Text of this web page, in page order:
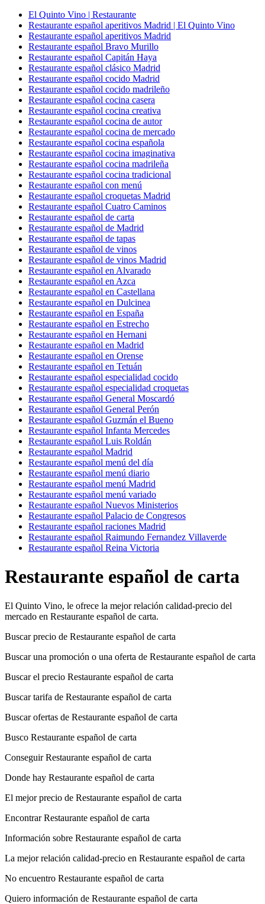
El Quinto Vino | Restaurante
Restaurante español aperitivos Madrid | El Quinto Vino
Restaurante español aperitivos Madrid
Restaurante español Bravo Murillo
Restaurante español Capitán Haya
Restaurante español clásico Madrid
Restaurante español cocido Madrid
Restaurante español cocido madrileño
Restaurante español cocina casera
Restaurante español cocina creativa
Restaurante español cocina de autor
Restaurante español cocina de mercado
Restaurante español cocina española
Restaurante español cocina imaginativa
Restaurante español cocina madrileña
Restaurante español cocina tradicional
Restaurante español con menú
Restaurante español croquetas Madrid
Restaurante español Cuatro Caminos
Restaurante español de carta
Restaurante español de Madrid
Restaurante español de tapas
Restaurante español de vinos
Restaurante español de vinos Madrid
Restaurante español en Alvarado
Restaurante español en Azca
Restaurante español en Castellana
Restaurante español en Dulcinea
Restaurante español en España
Restaurante español en Estrecho
Restaurante español en Hernani
Restaurante español en Madrid
Restaurante español en Orense
Restaurante español en Tetuán
Restaurante español especialidad cocido
Restaurante español especialidad croquetas
Restaurante español General Moscardó
Restaurante español General Perón
Restaurante español Guzmán el Bueno
Restaurante español Infanta Mercedes
Restaurante español Luis Roldán
Restaurante español Madrid
Restaurante español menú del día
Restaurante español menú diario
Restaurante español menú Madrid
Restaurante español menú variado
Restaurante español Nuevos Ministerios
Restaurante español Palacio de Congresos
Restaurante español raciones Madrid
Restaurante español Raimundo Fernandez Villaverde
Restaurante español Reina Victoria
Restaurante español de carta
El Quinto Vino, le ofrece la mejor relación calidad-precio del
mercado en Restaurante español de carta.
Buscar precio de Restaurante español de carta
Buscar una promoción o una oferta de Restaurante español de carta
Buscar el precio Restaurante español de carta
Buscar tarifa de Restaurante español de carta
Buscar ofertas de Restaurante español de carta
Busco Restaurante español de carta
Conseguir Restaurante español de carta
Donde hay Restaurante español de carta
El mejor precio de Restaurante español de carta
Encontrar Restaurante español de carta
Información sobre Restaurante español de carta
La mejor relación calidad-precio en Restaurante español de carta
No encuentro Restaurante español de carta
Quiero información de Restaurante español de carta